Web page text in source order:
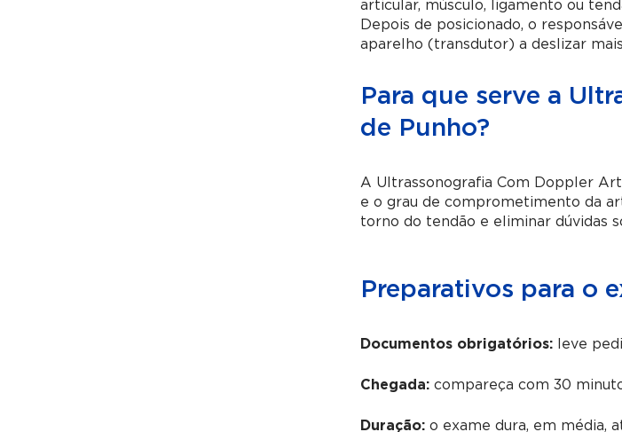
articular, músculo, ligamento ou
Depois de posicionado, o
aparelho (transdutor) a deslizar
Para que serve a
de Punho?
A Ultrassonografia Com Doppler
e o grau de comprometimento da
torno do tendão e eliminar dúvidas
Preparativos para o
Documentos obrigatórios:leve
Chegada:compareça com 30
Duração:o exame dura, em média,